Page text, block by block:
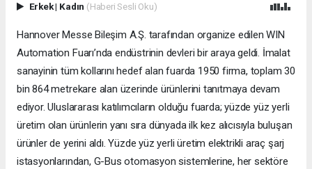
Erkek| Kadın (Haberi Sesli Oku)
Hannover Messe Bileşim A.Ş. tarafından organize edilen WIN
Automation Fuarı’nda endüstrinin devleri bir araya geldi. İmalat
sanayinin tüm kollarını hedef alan fuarda 1950 firma, toplam 30
bin 864 metrekare alan üzerinde ürünlerini tanıtmaya devam
ediyor. Uluslararası katılımcıların olduğu fuarda; yüzde yüz yerli
üretim olan ürünlerin yanı sıra dünyada ilk kez alıcısıyla buluşan
ürünler de yerini aldı. Yüzde yüz yerli üretim elektrikli araç şarj
istasyonlarından, G-Bus otomasyon sistemlerine, her sektöre